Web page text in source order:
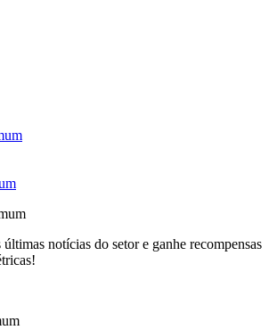
notícias do setor e ganhe recompensas